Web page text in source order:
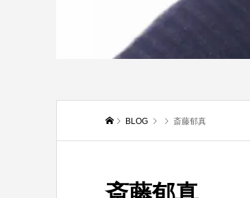
BLOG 斎藤郁真